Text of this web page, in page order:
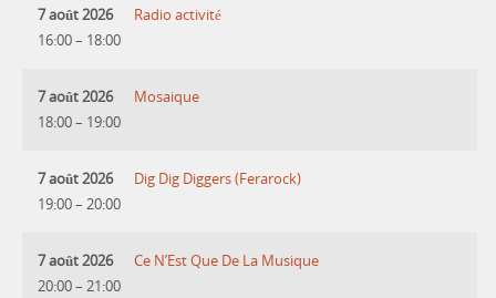
7 août 2026
16:00– 18:00
Radio activité
7 août 2026
18:00– 19:00
Mosaique
7 août 2026
19:00– 20:00
Dig Dig Diggers (Ferarock)
7 août 2026
20:00– 21:00
Ce N’Est Que De La Musique